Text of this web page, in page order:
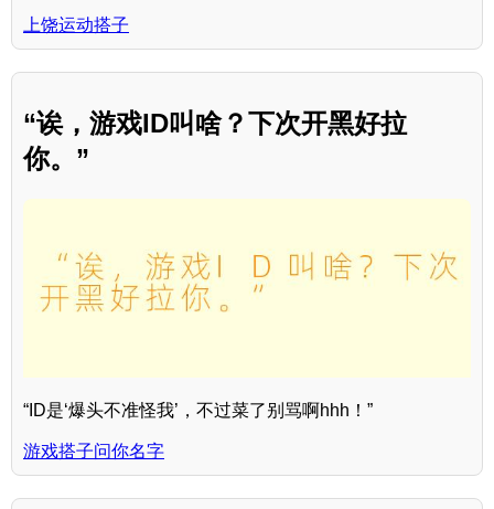
上饶运动搭子
“诶，游戏ID叫啥？下次开黑好拉
你。”
“ID是‘爆头不准怪我’，不过菜了别骂啊hhh！”
游戏搭子问你名字